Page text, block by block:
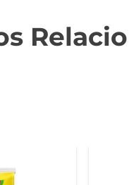
de 20g, a
filme ou em um
Mais Pura vem em